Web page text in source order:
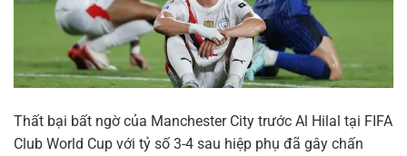
Thất bại bất ngờ của Manchester City trước Al Hilal tại FIFA
Club World Cup với tỷ số 3-4 sau hiệp phụ đã gây chấn